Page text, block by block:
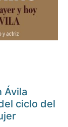
Ávila
ciclo del